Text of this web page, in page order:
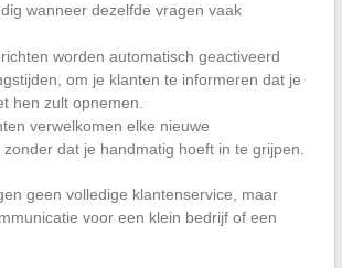
wanneer dezelfde vragen vaak
worden automatisch geactiveerd
om je klanten te informeren dat je
hen zult opnemen.
verwelkomen elke nieuwe
dat je handmatig hoeft in te grijpen.
geen volledige klantenservice, maar
voor een klein bedrijf of een